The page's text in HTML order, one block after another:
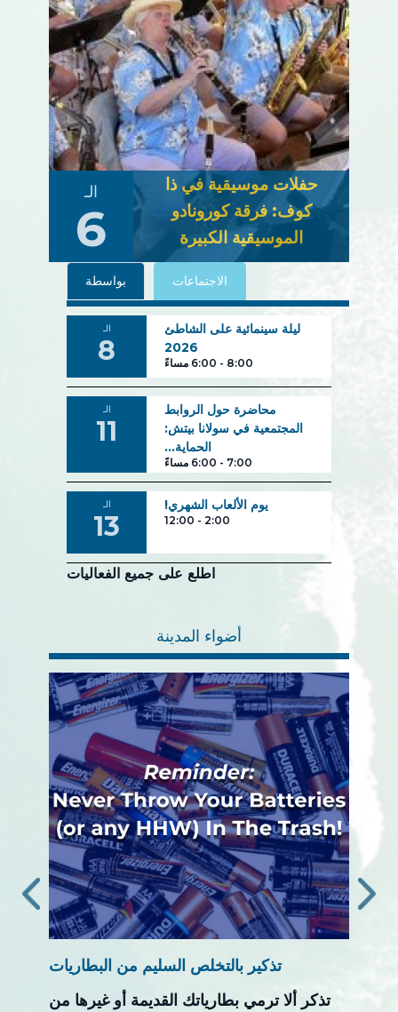
الـ
6
حفلات موسيقية في ذا
كوف: فرقة كورونادو
الموسيقية الكبيرة
بواسطة الاجتماعات
الـ
8
ليلة سينمائية على الشاطئ
2026
6:00 مساءً - 8:00
الـ
11
محاضرة حول الروابط
المجتمعية في سولانا بيتش:
الحماية...
6:00 مساءً - 7:00
الـ
13
يوم الألعاب الشهري!
12:00 - 2:00
اطلع على جميع الفعاليات
أضواء المدينة
تذكير بالتخلص السليم من البطاريات
تذكر ألا ترمي بطارياتك القديمة أو غيرها من
‹ ›